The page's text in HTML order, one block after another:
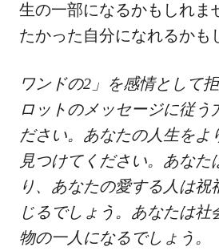
生の一部になるかもしれま
たかった自分になれるかも
ワンドの2」を感情として
ロットのメッセージに従う
ださい。あなたの人生をよ
見つけてください。あなた
り、あなたの愛する人は祝
じるでしょう。あなたは社
物の一人になるでしょう。